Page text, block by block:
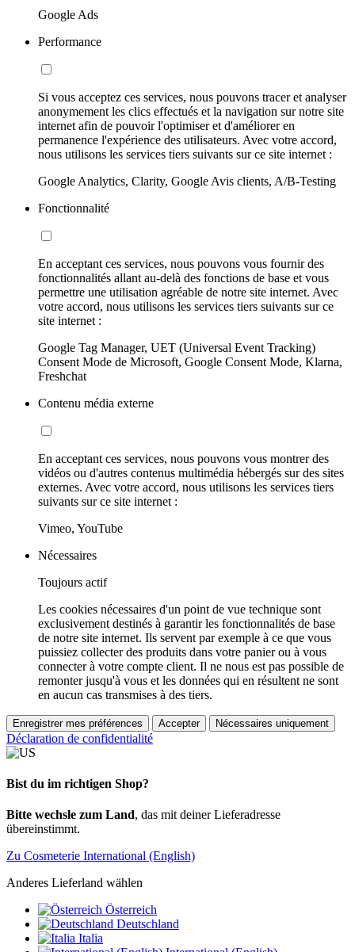
Google Ads
Performance
Si vous acceptez ces services, nous pouvons tracer et analyser
anonymement les clics effectués et la navigation sur notre site
internet afin de pouvoir l'optimiser et d'améliorer en
permanence l'expérience des utilisateurs. Avec votre accord,
nous utilisons les services tiers suivants sur ce site internet :
Google Analytics, Clarity, Google Avis clients, A/B-Testing
Fonctionnalité
En acceptant ces services, nous pouvons vous fournir des
fonctionnalités allant au-delà des fonctions de base et vous
permettre une utilisation agréable de notre site internet. Avec
votre accord, nous utilisons les services tiers suivants sur ce
site internet :
Google Tag Manager, UET (Universal Event Tracking)
Consent Mode de Microsoft, Google Consent Mode, Klarna,
Freshchat
Contenu média externe
En acceptant ces services, nous pouvons vous montrer des
vidéos ou d'autres contenus multimédia hébergés sur des sites
externes. Avec votre accord, nous utilisons les services tiers
suivants sur ce site internet :
Vimeo, YouTube
Nécessaires
Toujours actif
Les cookies nécessaires d'un point de vue technique sont
exclusivement destinés à garantir les fonctionnalités de base
de notre site internet. Ils servent par exemple à ce que vous
puissiez collecter des produits dans votre panier ou à vous
connecter à votre compte client. Il ne nous est pas possible de
remonter jusqu'à vous et les données qui en résultent ne sont
en aucun cas transmises à des tiers.
Enregistrer mes préférences Accepter Nécessaires uniquement
Déclaration de confidentialité
Bist du im richtigen Shop?
Bitte wechsle zum Land, das mit deiner Lieferadresse
übereinstimmt.
Zu Cosmeterie International (English)
Anderes Lieferland wählen
Österreich
Deutschland
Italia